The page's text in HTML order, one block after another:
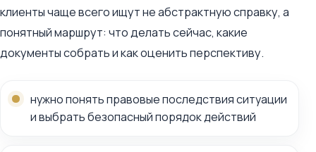
клиенты чаще всего ищут не абстрактную справку, а
понятный маршрут: что делать сейчас, какие
документы собрать и как оценить перспективу.
нужно понять правовые последствия ситуации
и выбрать безопасный порядок действий